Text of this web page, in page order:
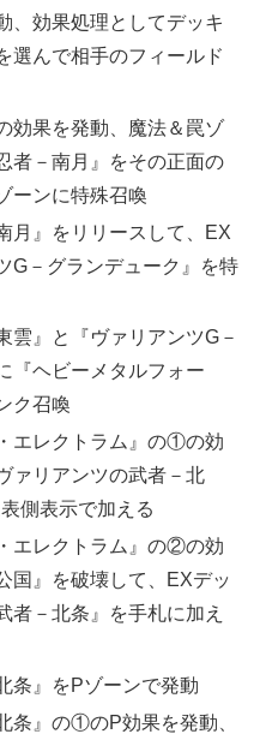
、効果処理としてデッキ
選んで相手のフィールド
効果を発動、魔法＆罠ゾ
者－南月』をその正面の
ーンに特殊召喚
月』をリリースして、EX
G－グランデューク』を特
雲』と『ヴァリアンツG－
『ヘビーメタルフォー
ク召喚
エレクトラム』の①の効
ァリアンツの武者－北
側表示で加える
エレクトラム』の②の効
国』を破壊して、EXデッ
者－北条』を手札に加え
条』をPゾーンで発動
条』の①のP効果を発動、